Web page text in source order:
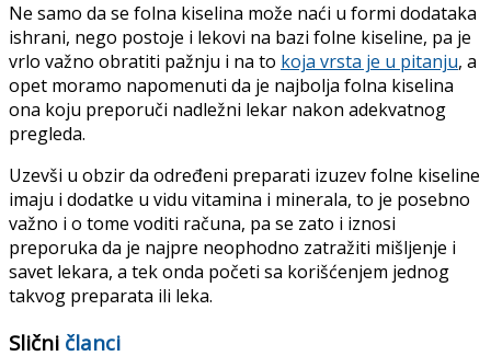
Ne samo da se folna kiselina može naći u formi dodataka
ishrani, nego postoje i lekovi na bazi folne kiseline, pa je
vrlo važno obratiti pažnju i na to koja vrsta je u pitanju, a
opet moramo napomenuti da je najbolja folna kiselina
ona koju preporuči nadležni lekar nakon adekvatnog
pregleda.
Uzevši u obzir da određeni preparati izuzev folne kiseline
imaju i dodatke u vidu vitamina i minerala, to je posebno
važno i o tome voditi računa, pa se zato i iznosi
preporuka da je najpre neophodno zatražiti mišljenje i
savet lekara, a tek onda početi sa korišćenjem jednog
takvog preparata ili leka.
Slični članci